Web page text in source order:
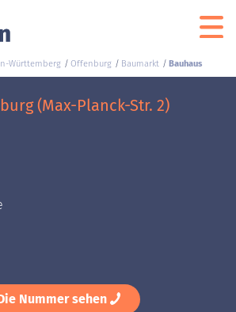
Württemberg Offenburg Baumarkt Bauhaus
(Max-Planck-Str. 2)
Nummer sehen